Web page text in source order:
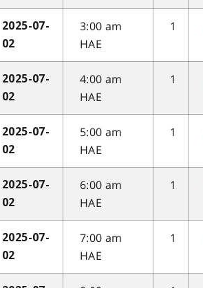
2025-07-
02
3:00 am
HAE
1
2025-07-
02
4:00 am
HAE
1
2025-07-
02
5:00 am
HAE
1
2025-07-
02
6:00 am
HAE
1
2025-07-
02
7:00 am
HAE
1